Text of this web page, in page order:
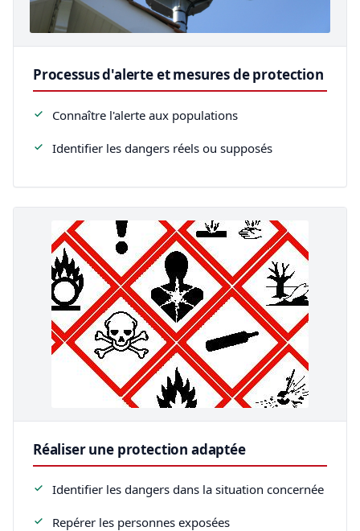
Processus d'alerte et mesures de protection
Connaître l'alerte aux populations
Identifier les dangers réels ou supposés
Réaliser une protection adaptée
Identifier les dangers dans la situation concernée
Repérer les personnes exposées